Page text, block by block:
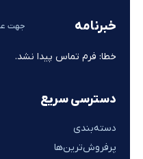
دسترسی سریع
دسته‌بندی
پرفروش‌ترین‌ها
خبرنامه جهت
خطا: فرم تماس پیدا نشد.